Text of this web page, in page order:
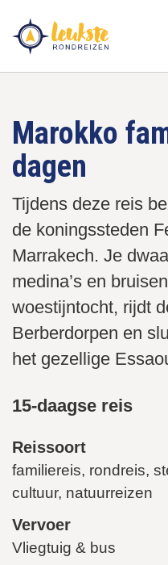
en
naar
de
Marokko
dagen
Tijdens deze reis
de koningssteden
Marrakech. Je
medina’s en
woestijntocht, rijdt
Berberdorpen en
het gezellige
15-daagse reis
Reissoort
familiereis, rondreis,
cultuur, natuurreizen
Vervoer
Vliegtuig & bus